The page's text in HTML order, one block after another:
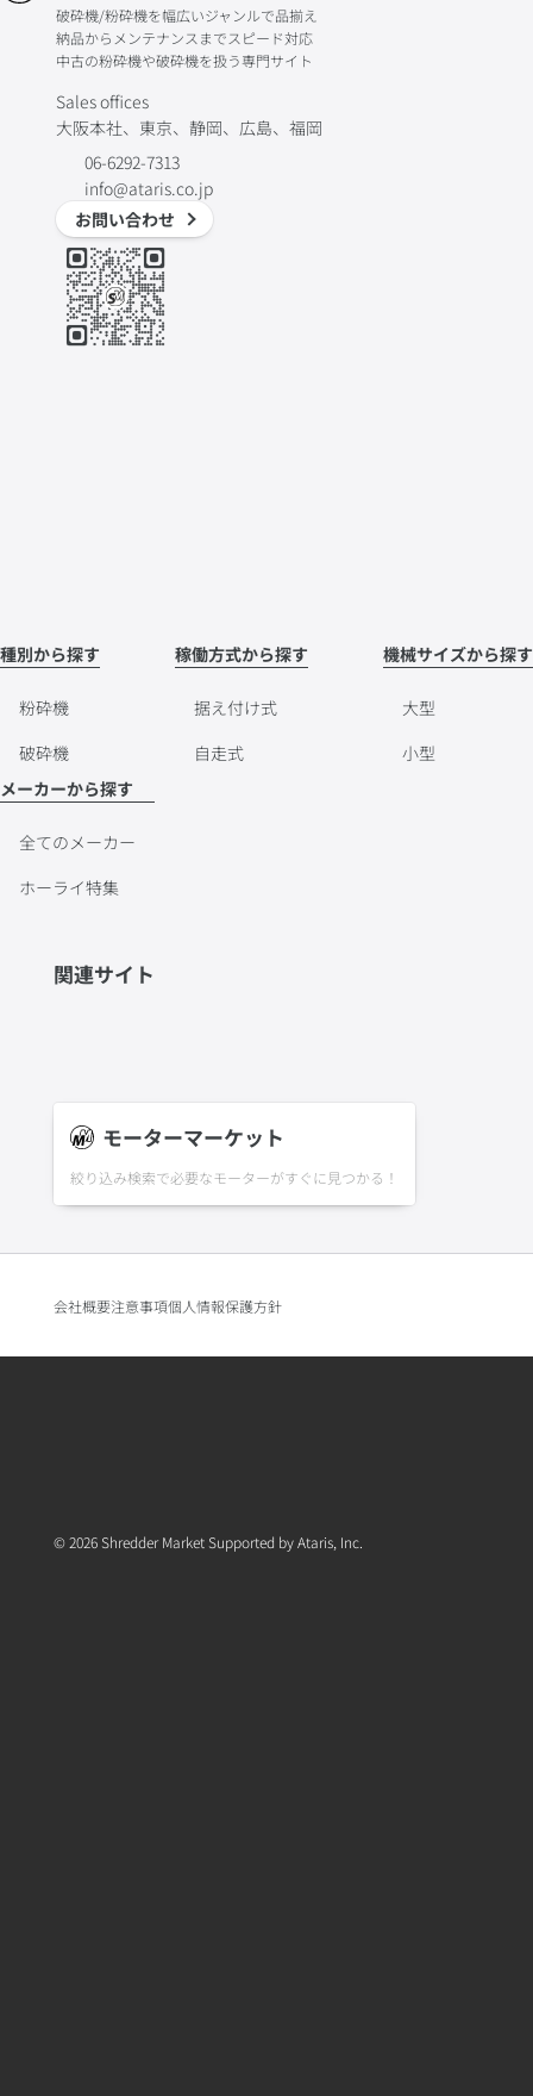
破砕機/粉砕機を幅広いジャンルで品揃え
納品からメンテナンスまでスピード対応
中古の粉砕機や破砕機を扱う専門サイト
Sales offices
大阪本社、東京、静岡、広島、福岡
06-6292-7313
info@ataris.co.jp
お問い合わせ
種別から探す
粉砕機
破砕機
稼働方式から探す
据え付け式
自走式
機械サイズから探す
大型
小型
メーカーから探す
全てのメーカー
ホーライ特集
関連サイト
モーターマーケット
絞り込み検索で必要なモーターがすぐに見つかる！
会社概要注意事項個人情報保護方針
© 2026 Shredder Market Supported by Ataris, Inc.